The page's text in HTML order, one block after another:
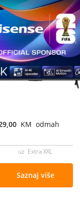
KM odmah
uz Extra XXL
Saznaj više